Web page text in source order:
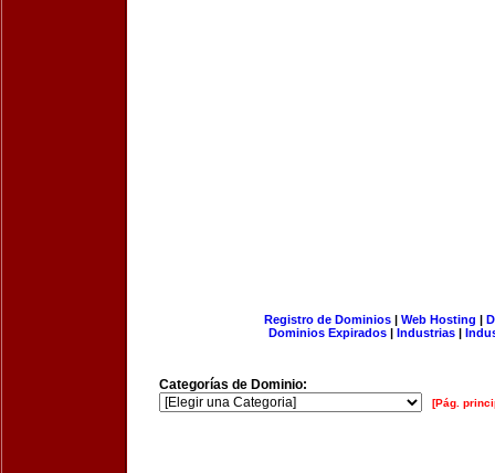
Registro de Dominios| Web Hosting |
Dominios Expirados | Industrias |
Categorías de Dominio:
[Pág.